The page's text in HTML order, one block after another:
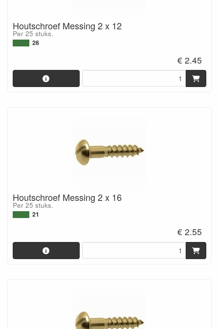
Houtschroef Messing 2 x 12
Per 25 stuks.
26
€ 2.45
Houtschroef Messing 2 x 16
Per 25 stuks.
21
€ 2.55